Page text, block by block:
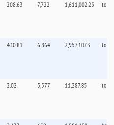
208.63 7,722 1,611,002.25
430.81 6,864 2,957,107.3
2.02 5,577 11,287.85